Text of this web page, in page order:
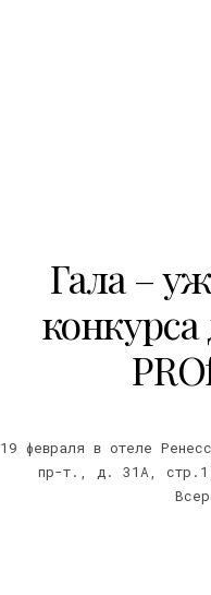
Гала –
19 февраля в отеле
пр-т., д. 31А, стр.1)